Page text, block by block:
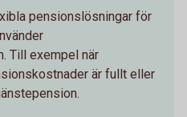
pensionslösningar för
Till exempel när
är fullt eller